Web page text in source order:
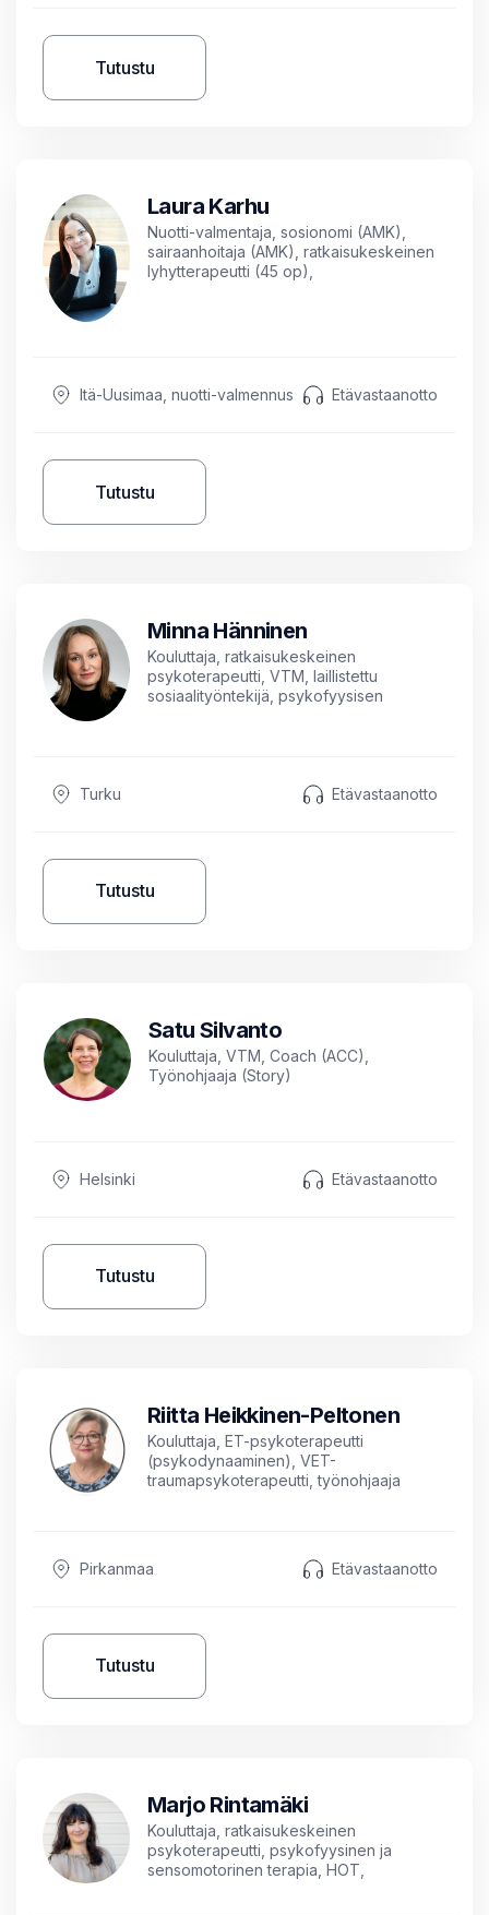
Tutustu
Laura Karhu
Nuotti-valmentaja, sosionomi (AMK),
sairaanhoitaja (AMK), ratkaisukeskeinen
lyhytterapeutti (45 op),
Itä-Uusimaa, nuotti-valmennus Etävastaanotto
Tutustu
Minna Hänninen
Kouluttaja, ratkaisukeskeinen
psykoterapeutti, VTM, laillistettu
sosiaalityöntekijä, psykofyysisen
Turku Etävastaanotto
Tutustu
Satu Silvanto
Kouluttaja, VTM, Coach (ACC),
Työnohjaaja (Story)
Helsinki Etävastaanotto
Tutustu
Riitta Heikkinen-Peltonen
Kouluttaja, ET-psykoterapeutti
(psykodynaaminen), VET-
traumapsykoterapeutti, työnohjaaja
Pirkanmaa Etävastaanotto
Tutustu
Marjo Rintamäki
Kouluttaja, ratkaisukeskeinen
psykoterapeutti, psykofyysinen ja
sensomotorinen terapia, HOT,